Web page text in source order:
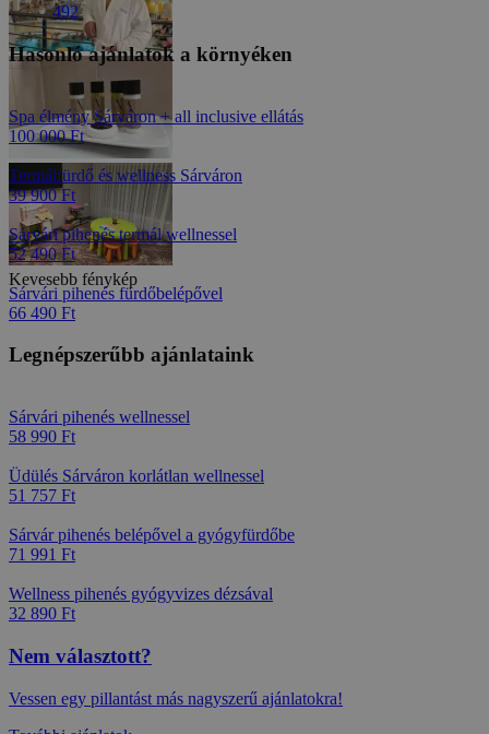
“A VitalMED Hotel **** minden szempontból tökéletes választás
volt! A szálloda közvetlenül kapcsolódik a híres Sárvári
Gyógyfürdőhöz, ahová korlátlanul átjárhattunk az utalvány
részeként. Mi a termálvizes medencékben, pezsgőfürdőkben és a
szaunavilágban lazítottunk elsősorban. A hotelben a svédasztalos
reggelik és vacsorák során mindig finomat ettünk és a felszolgálás is
figyelmes volt. Azt gondolom hogy a szálloda jó választás egy
hétvégére, de akár hosszabb nyaralásra is, a kényelmes szobák
miatt. Ha kellemes környezetben pihenne, érdemes ellátogatnia.”
Teljes értékelés
Több fénykép
Szilveszter Bakos -Értékesítési csapat
Személyesen ellenőrzött: November 2024
Ezek is érdekelhetik
Dovolená s dětmi zdarma
Pobyty v termálních lázních
180
Pobyty a dovolená s polopenzí